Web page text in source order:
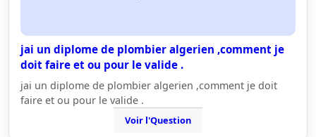
jai un diplome de plombier algerien ,comment je
doit faire et ou pour le valide .
jai un diplome de plombier algerien ,comment je doit
faire et ou pour le valide .
Voir l'Question